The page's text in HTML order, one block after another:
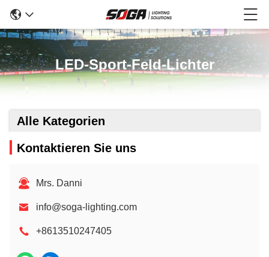
LED-Sport-Feld-Lichter
Alle Kategorien
Kontaktieren Sie uns
Mrs. Danni
info@soga-lighting.com
+8613510247405